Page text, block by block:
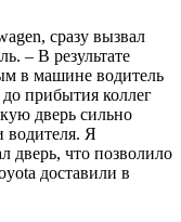
сразу вызвал
– В результате
в машине водитель
прибытия коллег
дверь сильно
водителя. Я
дверь, что позволило
доставили в